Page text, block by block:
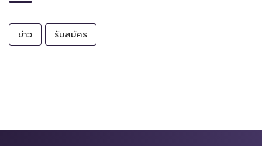
ข่าว รับสมัคร